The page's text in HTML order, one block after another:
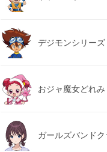
デジモンシリーズ
おジャ魔女どれみ
ガールズバンドク